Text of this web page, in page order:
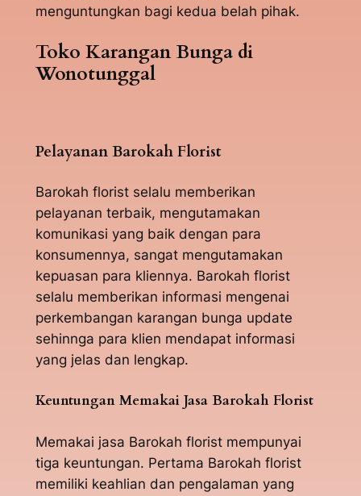
menguntungkan bagi kedua belah pihak.
Toko Karangan Bunga di
Wonotunggal
Pelayanan Barokah Florist
Barokah florist selalu memberikan
pelayanan terbaik, mengutamakan
komunikasi yang baik dengan para
konsumennya, sangat mengutamakan
kepuasan para kliennya. Barokah florist
selalu memberikan informasi mengenai
perkembangan karangan bunga update
sehinnga para klien mendapat informasi
yang jelas dan lengkap.
Keuntungan Memakai Jasa Barokah Florist
Memakai jasa Barokah florist mempunyai
tiga keuntungan. Pertama Barokah florist
memiliki keahlian dan pengalaman yang